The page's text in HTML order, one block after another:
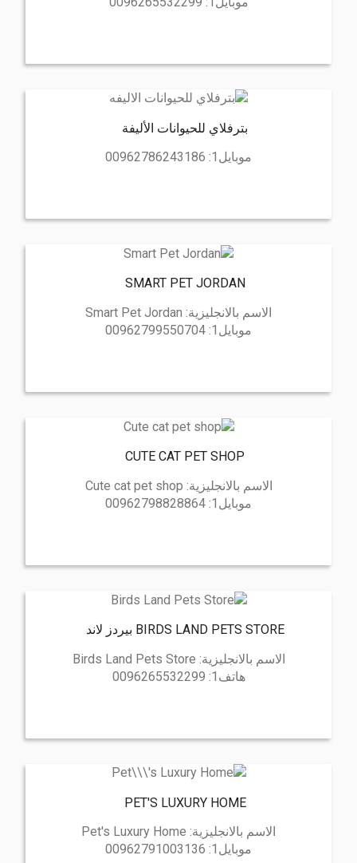
بترفلاي للحيوانات الأليفة
موبايل1:
00962786243186
SMART PET JORDAN
الاسم بالانجليزية: Smart Pet Jordan
موبايل1:
00962799550704
CUTE CAT PET SHOP
الاسم بالانجليزية: Cute cat pet shop
موبايل1:
00962798828864
BIRDS LAND PETS STORE بيردز لاند
الاسم بالانجليزية: Birds Land Pets Store
هاتف1:
0096265532299
PET'S LUXURY HOME
الاسم بالانجليزية: Pet's Luxury Home
موبايل1:
00962791003136